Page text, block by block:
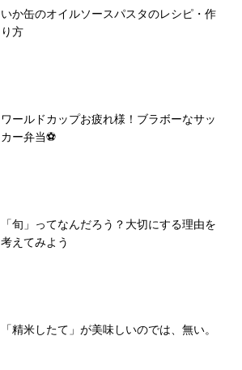
いか缶のオイルソースパスタのレシピ・作
り方
ワールドカップお疲れ様！ブラボーなサッ
カー弁当⚽️
「旬」ってなんだろう？大切にする理由を
考えてみよう
「精米したて」が美味しいのでは、無い。